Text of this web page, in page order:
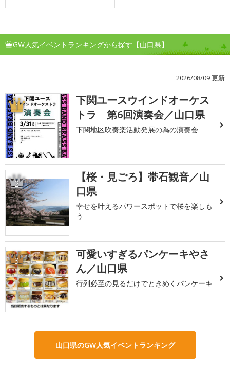
GW人気イベントランキングから探す【山口県】
2026/08/09 更新
1
下関ユースウインドオーケス
トラ 第6回演奏会／山口県
下関地区吹奏楽活動発展の為の演奏会
2
【桜・見ごろ】帯石観音／山
口県
幸せを叶えるパワースポットで桜を楽しも
う
3
可愛いすぎるパンケーキやさ
ん／山口県
行列必至の見るだけでときめくパンケーキ
山口県のGW人気イベントランキング